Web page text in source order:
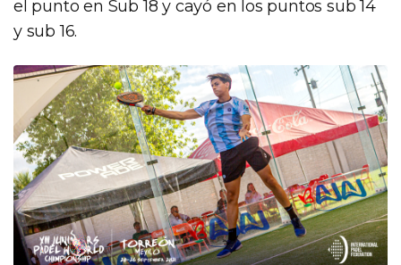
el punto en Sub 18 y cayó en los puntos sub 14
y sub 16.